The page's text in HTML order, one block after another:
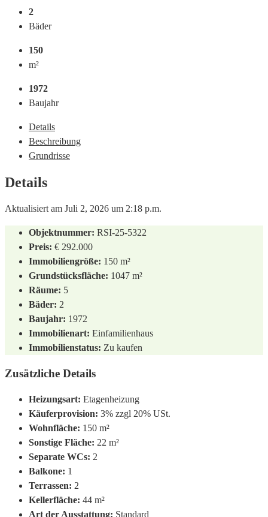
2
Bäder
150
m²
1972
Baujahr
Details
Beschreibung
Grundrisse
Details
Aktualisiert am Juli 2, 2026 um 2:18 p.m.
Objektnummer: RSI-25-5322
Preis: € 292.000
Immobiliengröße: 150 m²
Grundstücksfläche: 1047 m²
Räume: 5
Bäder: 2
Baujahr: 1972
Immobilienart: Einfamilienhaus
Immobilienstatus: Zu kaufen
Zusätzliche Details
Heizungsart: Etagenheizung
Käuferprovision: 3% zzgl 20% USt.
Wohnfläche: 150 m²
Sonstige Fläche: 22 m²
Separate WCs: 2
Balkone: 1
Terrassen: 2
Kellerfläche: 44 m²
Art der Ausstattung: Standard